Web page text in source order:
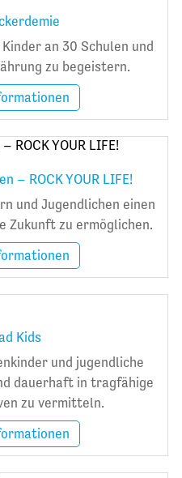
an 30 Schulen und
zu begeistern.
– ROCK YOUR LIFE!
und Jugendlichen einen
Zukunft zu ermöglichen.
Kids
und jugendliche
dauerhaft in tragfähige
zu vermitteln.